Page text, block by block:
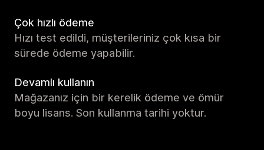
Çok hızlı ödeme
Hızı test edildi, müşterileriniz çok kısa bir
sürede ödeme yapabilir.
Devamlı kullanın
Mağazanız için bir kerelik ödeme ve ömür
boyu lisans. Son kullanma tarihi yoktur.